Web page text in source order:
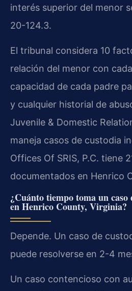
interés superior del menor
20-124.3.
El tribunal considera 10
relación del menor con
capacidad de cada padre
y cualquier historial de
Juvenile & Domestic
maneja casos de custodia
Offices Of SRIS, P.C. tiene
documentados en Henrico
¿Cuánto tiempo toma un
en Henrico County, Virginia?
Depende. Un caso de
puede resolverse en 2-4
Un caso contencioso con